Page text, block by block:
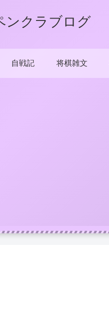
ンクラブログ
自戦記 将棋雑文